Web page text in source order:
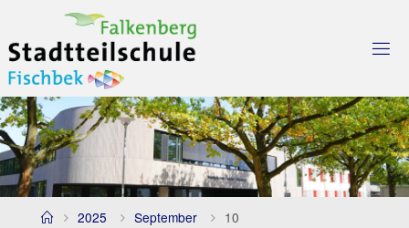
to
content
Home2025 September 10